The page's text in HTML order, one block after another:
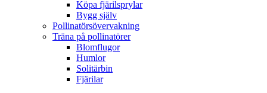
Köpa fjärilsprylar
Bygg själv
Pollinatörsövervakning
Träna på pollinatörer
Blomflugor
Humlor
Solitärbin
Fjärilar